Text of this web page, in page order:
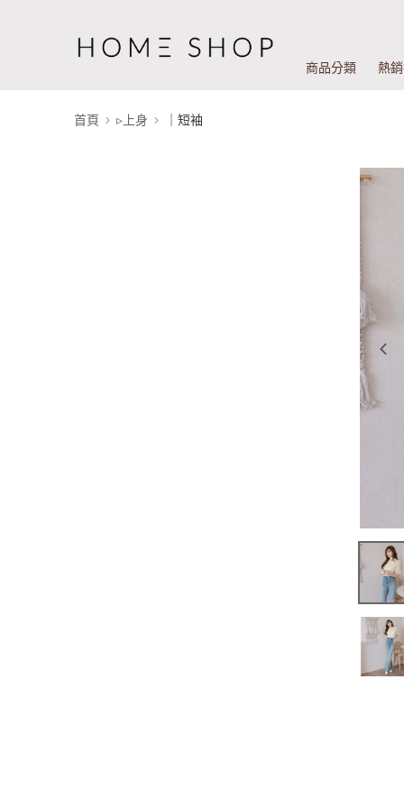
商品分類 熱
首頁 ▹上身 ｜短袖